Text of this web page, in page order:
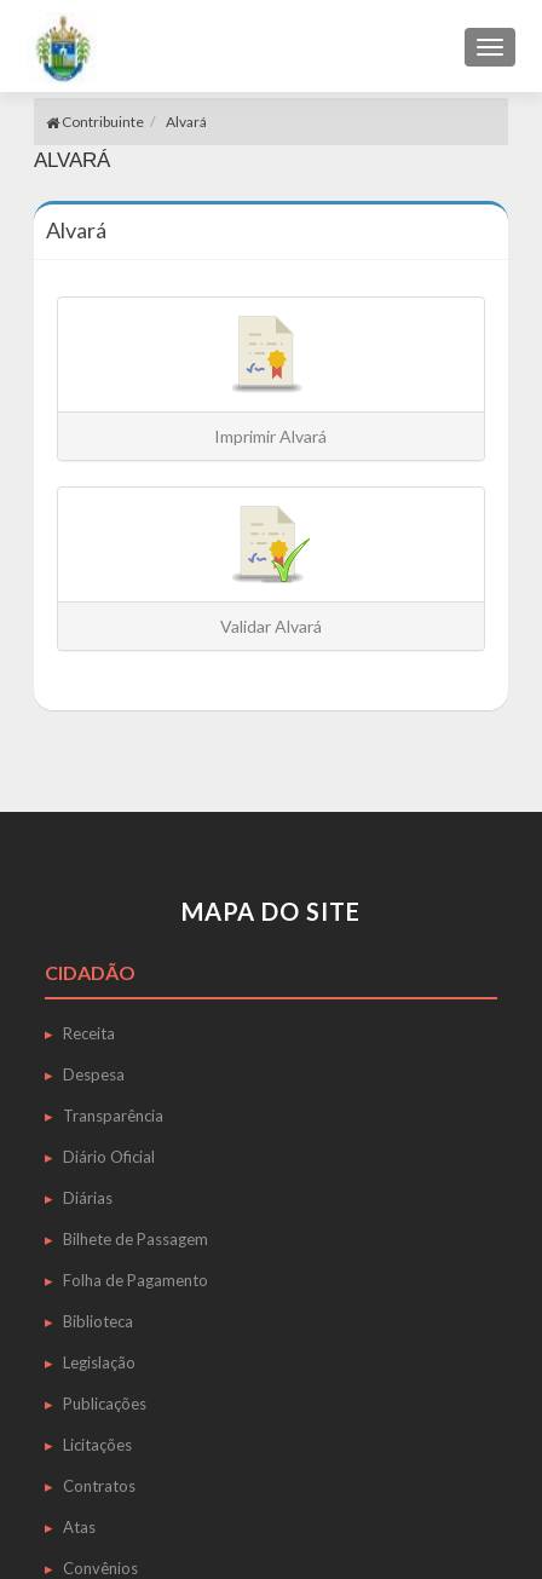
Toggle
Contribuinte Alvará
ALVARÁ
Alvará
Imprimir Alvará
Validar Alvará
MAPA DO SITE
CIDADÃO
Receita
Despesa
Transparência
Diário Oficial
Diárias
Bilhete de Passagem
Folha de Pagamento
Biblioteca
Legislação
Publicações
Licitações
Contratos
Atas
Convênios